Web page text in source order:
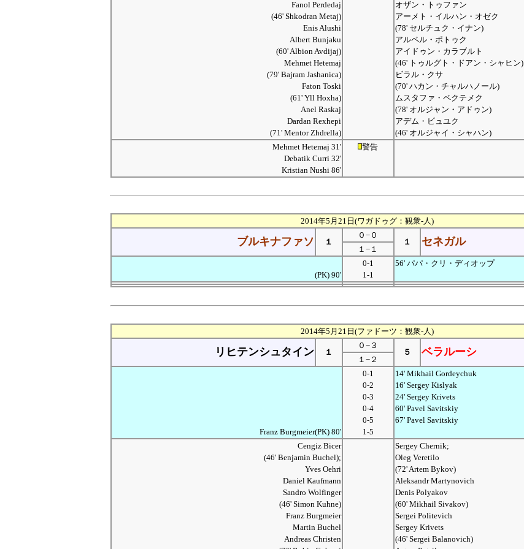
Fanol Perdedaj
(46' Shkodran Metaj)
Enis Alushi
Albert Bunjaku
(60' Albion Avdijaj)
Mehmet Hetemaj
(79' Bajram Jashanica)
Faton Toski
(61' Yll Hoxha)
Anel Raskaj
Dardan Rexhepi
(71' Mentor Zhdrella)
オザン・トゥファン
アーメト・イルハン・オゼク
(78' セルチュク・イナン)
アルペル・ポトゥク
アイドゥン・カラブルト
(46' トゥルグト・ドアン・シャヒン)
ビラル・クサ
(70' ハカン・チャルハノール)
ムスタファ・ペクテメク
(78' オルジャン・アドゥン)
アデム・ビュユク
(46' オルジャイ・シャハン)
Mehmet Hetemaj 31'
Debatik Curri 32'
Kristian Nushi 86'
警告
2014年5月21日(ワガドゥグ：観衆-人)
ブルキナファソ １
０−０
１ セネガル
１−１
(PK) 90'
0-1
1-1
56' パパ・クリ・ディオップ
2014年5月21日(ファドーツ：観衆-人)
リヒテンシュタイン １
０−３
５ ベラルーシ
１−２
Franz Burgmeier(PK) 80'
0-1
0-2
0-3
0-4
0-5
1-5
14' Mikhail Gordeychuk
16' Sergey Kislyak
24' Sergey Krivets
60' Pavel Savitskiy
67' Pavel Savitskiy
Cengiz Bicer
(46' Benjamin Buchel);
Yves Oehri
Daniel Kaufmann
Sandro Wolfinger
(46' Simon Kuhne)
Franz Burgmeier
Martin Buchel
Andreas Christen
Sergey Chernik;
Oleg Veretilo
(72' Artem Bykov)
Aleksandr Martynovich
Denis Polyakov
(60' Mikhail Sivakov)
Sergei Politevich
Sergey Krivets
(46' Sergei Balanovich)